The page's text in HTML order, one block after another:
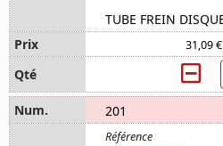
TUBE FREIN
31,09
201